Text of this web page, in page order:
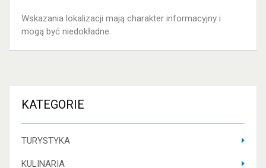
Wskazania lokalizacji mają charakter informacyjny i
mogą być niedokładne.
KATEGORIE
TURYSTYKA
KULINARIA